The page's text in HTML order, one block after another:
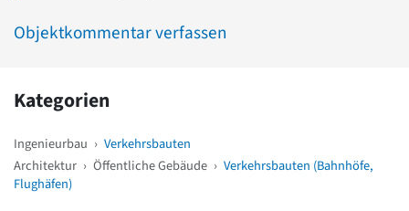
Objektkommentar verfassen
Kategorien
Ingenieurbau › Verkehrsbauten
Architektur › Öffentliche Gebäude › Verkehrsbauten (Bahnhöfe,
Flughäfen)